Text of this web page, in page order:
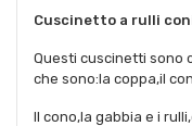
Cuscinetto a rulli
Questi cuscinetti sono
che sono:la coppa,il
Il cono,la gabbia e i